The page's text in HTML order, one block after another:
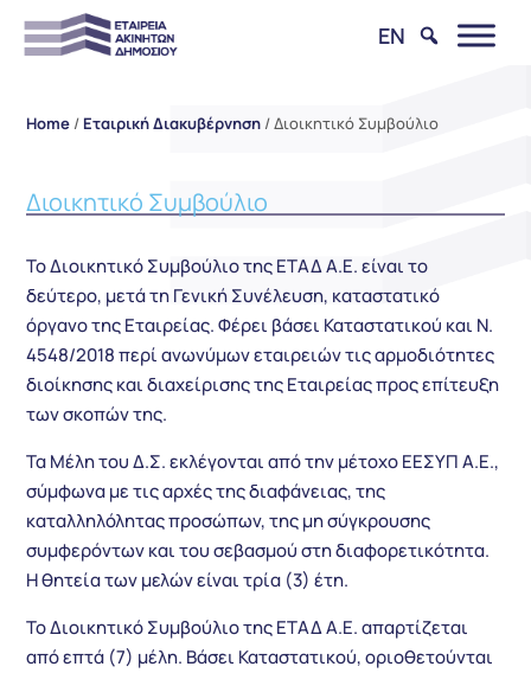
EN
Home / Εταιρική Διακυβέρνηση /Διοικητικό Συμβούλιο
Διοικητικό Συμβούλιο
Το Διοικητικό Συμβούλιο της ΕΤΑΔ Α.Ε. είναι το
δεύτερο, μετά τη Γενική Συνέλευση, καταστατικό
όργανο της Εταιρείας. Φέρει βάσει Καταστατικού και Ν.
4548/2018 περί ανωνύμων εταιρειών τις αρμοδιότητες
διοίκησης και διαχείρισης της Εταιρείας προς επίτευξη
των σκοπών της.
Τα Μέλη του Δ.Σ. εκλέγονται από την μέτοχο ΕΕΣΥΠ Α.Ε.,
σύμφωνα με τις αρχές της διαφάνειας, της
καταλληλόλητας προσώπων, της μη σύγκρουσης
συμφερόντων και του σεβασμού στη διαφορετικότητα.
Η θητεία των μελών είναι τρία (3) έτη.
Το Διοικητικό Συμβούλιο της ΕΤΑΔ Α.Ε. απαρτίζεται
από επτά (7) μέλη. Βάσει Καταστατικού, οριοθετούνται